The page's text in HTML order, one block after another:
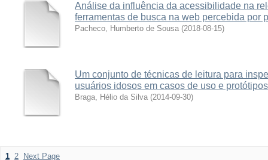
Análise da influência da acessibilidade na
ferramentas de busca na web percebida por
Pacheco, Humberto de Sousa (2018-08-15)
Um conjunto de técnicas de leitura para
usuários idosos em casos de uso e
Braga, Hélio da Silva (2014-09-30)
1 2 Next Page